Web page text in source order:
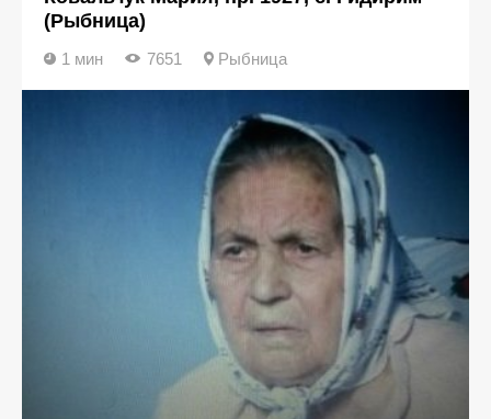
(Рыбница)
1 мин 7651 Рыбница